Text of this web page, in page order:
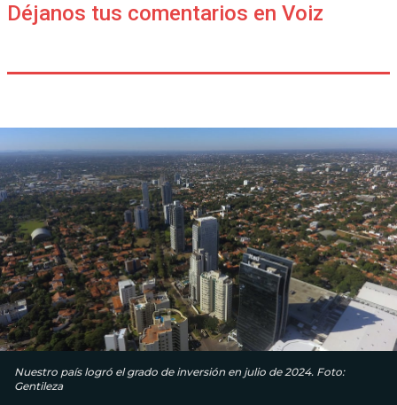
Déjanos tus comentarios en Voiz
Nuestro país logró el grado de inversión en julio de 2024. Foto:
Gentileza